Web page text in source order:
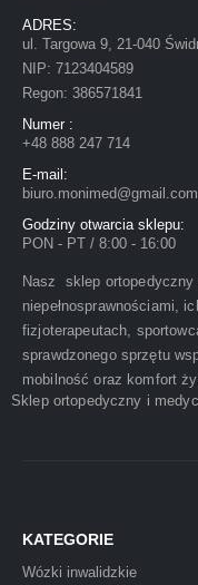
ADRES:
ul. Targowa 9, 21-040
NIP: 7123404589
Regon: 386571841
Numer :
+48 888 247 714
E-mail:
biuro.monimed@gmail.com
Godziny otwarcia sklepu:
PON - PT / 8:00 - 16:00
Nasz sklep ortopedyczny
niepełnosprawnościami,
fizjoterapeutach,
sprawdzonego sprzętu
mobilność oraz komfort
Sklep ortopedyczny i
KATEGORIE
Wózki inwalidzkie